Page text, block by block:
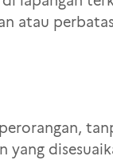
atau
yang